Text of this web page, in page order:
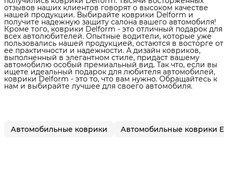
отзывов наших клиентов говорят о высоком качестве
нашей продукции. Выбирайте коврики Delform и
получите надежную защиту салона вашего автомобиля!
Кроме того, коврики Delform - это отличный подарок для
всех автолюбителей. Опытные водители, которые уже
пользовались нашей продукцией, остаются в восторге от
ее практичности и надежности. А дизайн ковриков,
выполненный в элегантном стиле, придаст вашему
автомобилю особый премиальный вид. Так что, если вы
ищете идеальный подарок для любителя автомобилей,
коврики Delform - это то, что вам нужно. Обращайтесь к
нам и выбирайте лучшее для своего автомобиля.
Автомобильные коврики Автомобильные коврики